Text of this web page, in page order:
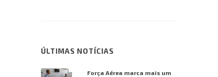
ÚLTIMAS NOTÍCIAS
Força Aérea marca mais um